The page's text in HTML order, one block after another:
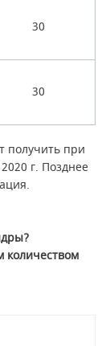
30
30
получить при
г. Позднее
количеством